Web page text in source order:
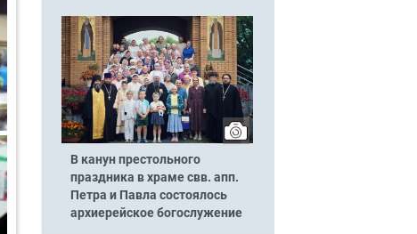
В канун престольного
праздника в храме свв. апп.
Петра и Павла состоялось
архиерейское богослужение